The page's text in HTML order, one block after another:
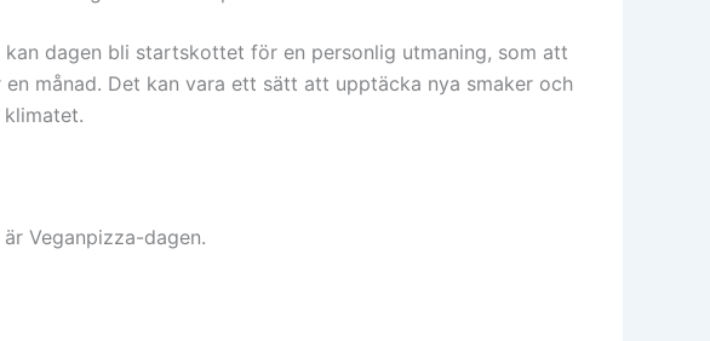
dagen bli startskottet för en personlig utmaning, som att
månad. Det kan vara ett sätt att upptäcka nya smaker och
Veganpizza-dagen.